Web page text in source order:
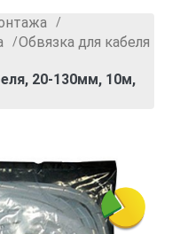
»
»Обвязка для кабеля
20-130мм, 10м,